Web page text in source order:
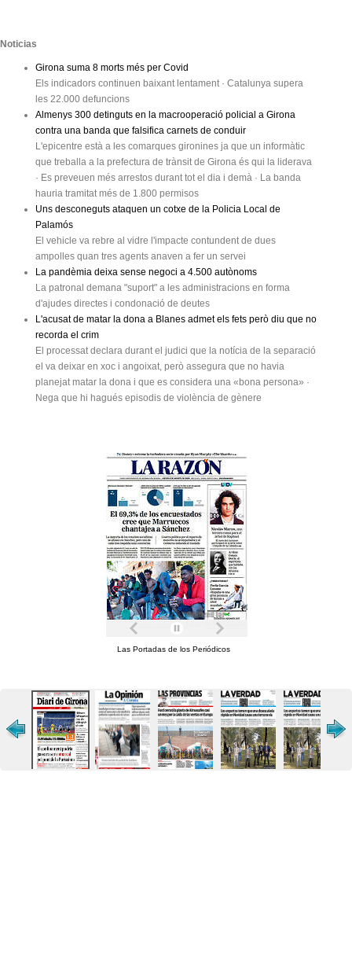
Noticias
Girona suma 8 morts més per Covid
Els indicadors continuen baixant lentament · Catalunya supera
les 22.000 defuncions
Almenys 300 detinguts en la macrooperació policial a Girona
contra una banda que falsifica carnets de conduir
L'epicentre està a les comarques gironines ja que un informàtic
que treballa a la prefectura de trànsit de Girona és qui la liderava
· Es preveuen més arrestos durant tot el dia i demà · La banda
hauria tramitat més de 1.800 permisos
Uns desconeguts ataquen un cotxe de la Policia Local de
Palamós
El vehicle va rebre al vidre l'impacte contundent de dues
ampolles quan tres agents anaven a fer un servei
La pandèmia deixa sense negoci a 4.500 autònoms
La patronal demana "suport" a les administracions en forma
d'ajudes directes i condonació de deutes
L'acusat de matar la dona a Blanes admet els fets però diu que no
recorda el crim
El processat declara durant el judici que la notícia de la separació
el va deixar en xoc i angoixat, però assegura que no havia
planejat matar la dona i que es considera una «bona persona» ·
Nega que hi hagués episodis de violència de gènere
Las Portadas de los Periódicos